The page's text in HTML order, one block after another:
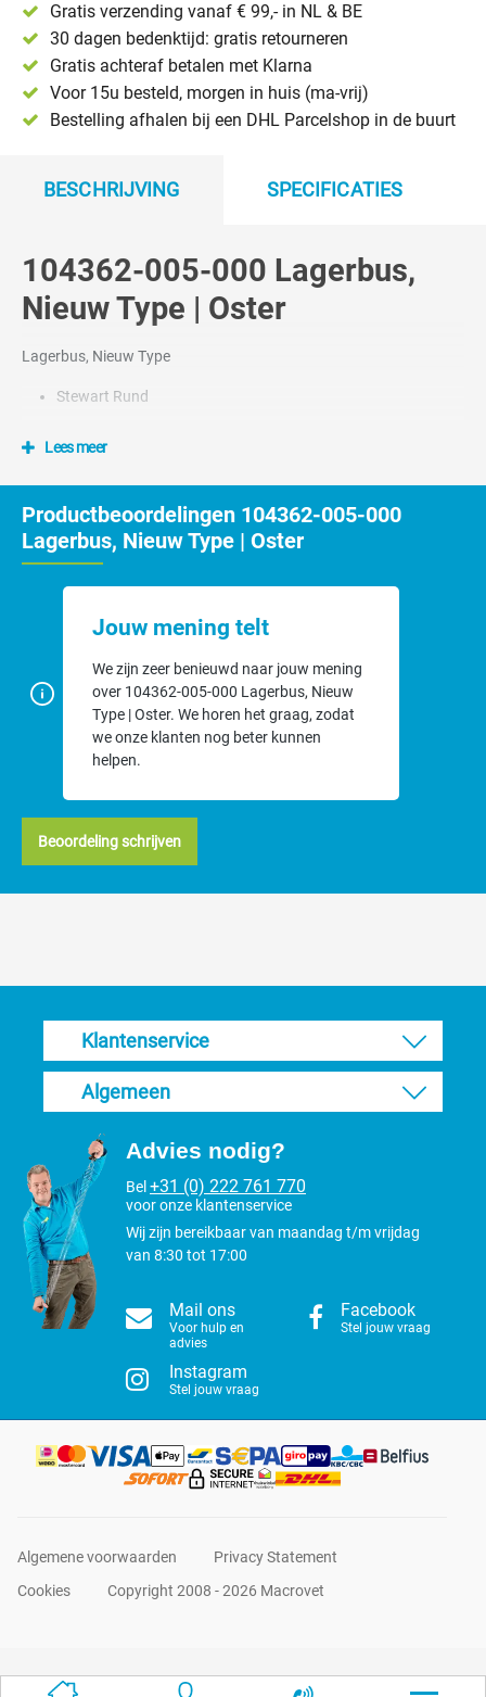
Gratis verzending vanaf € 99,- in NL & BE
30 dagen bedenktijd: gratis retourneren
Gratis achteraf betalen met Klarna
Voor 15u besteld, morgen in huis (ma-vrij)
Bestelling afhalen bij een DHL Parcelshop in de buurt
BESCHRIJVING SPECIFICATIES
104362-005-000 Lagerbus,
Nieuw Type | Oster
Lagerbus, Nieuw Type
Stewart Rund
Lees meer
Productbeoordelingen 104362-005-000
Lagerbus, Nieuw Type | Oster
Jouw mening telt
We zijn zeer benieuwd naar jouw mening
over 104362-005-000 Lagerbus, Nieuw
Type | Oster. We horen het graag, zodat
we onze klanten nog beter kunnen
helpen.
Beoordeling schrijven
Klantenservice
Algemeen
Advies nodig?
Bel +31 (0) 222 761 770
voor onze klantenservice
Wij zijn bereikbaar van maandag t/m vrijdag
van 8:30 tot 17:00
Mail ons
Voor hulp en
advies
Facebook
Stel jouw vraag
Instagram
Stel jouw vraag
Algemene voorwaarden
Privacy Statement
Cookies
Copyright 2008 - 2026 Macrovet